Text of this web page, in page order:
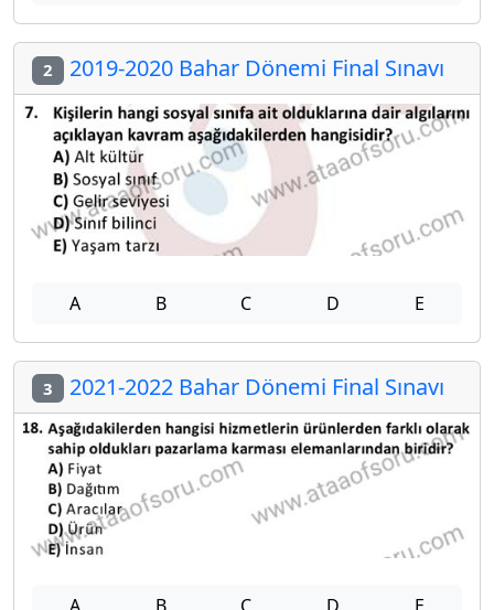
2 2019-2020 Bahar Dönemi Final Sınavı
A B C D E
3 2021-2022 Bahar Dönemi Final Sınavı